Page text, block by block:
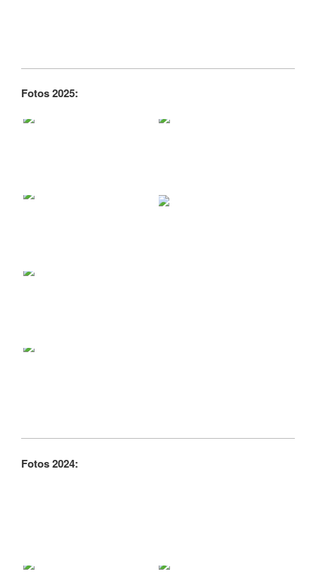
Fotos 2025:
Fotos 2024: